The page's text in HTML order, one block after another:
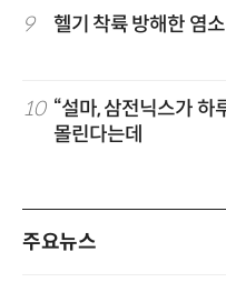
9 헬기 착륙 방해한 염
10 “설마, 삼전닉스가
몰린다는데
주요뉴스